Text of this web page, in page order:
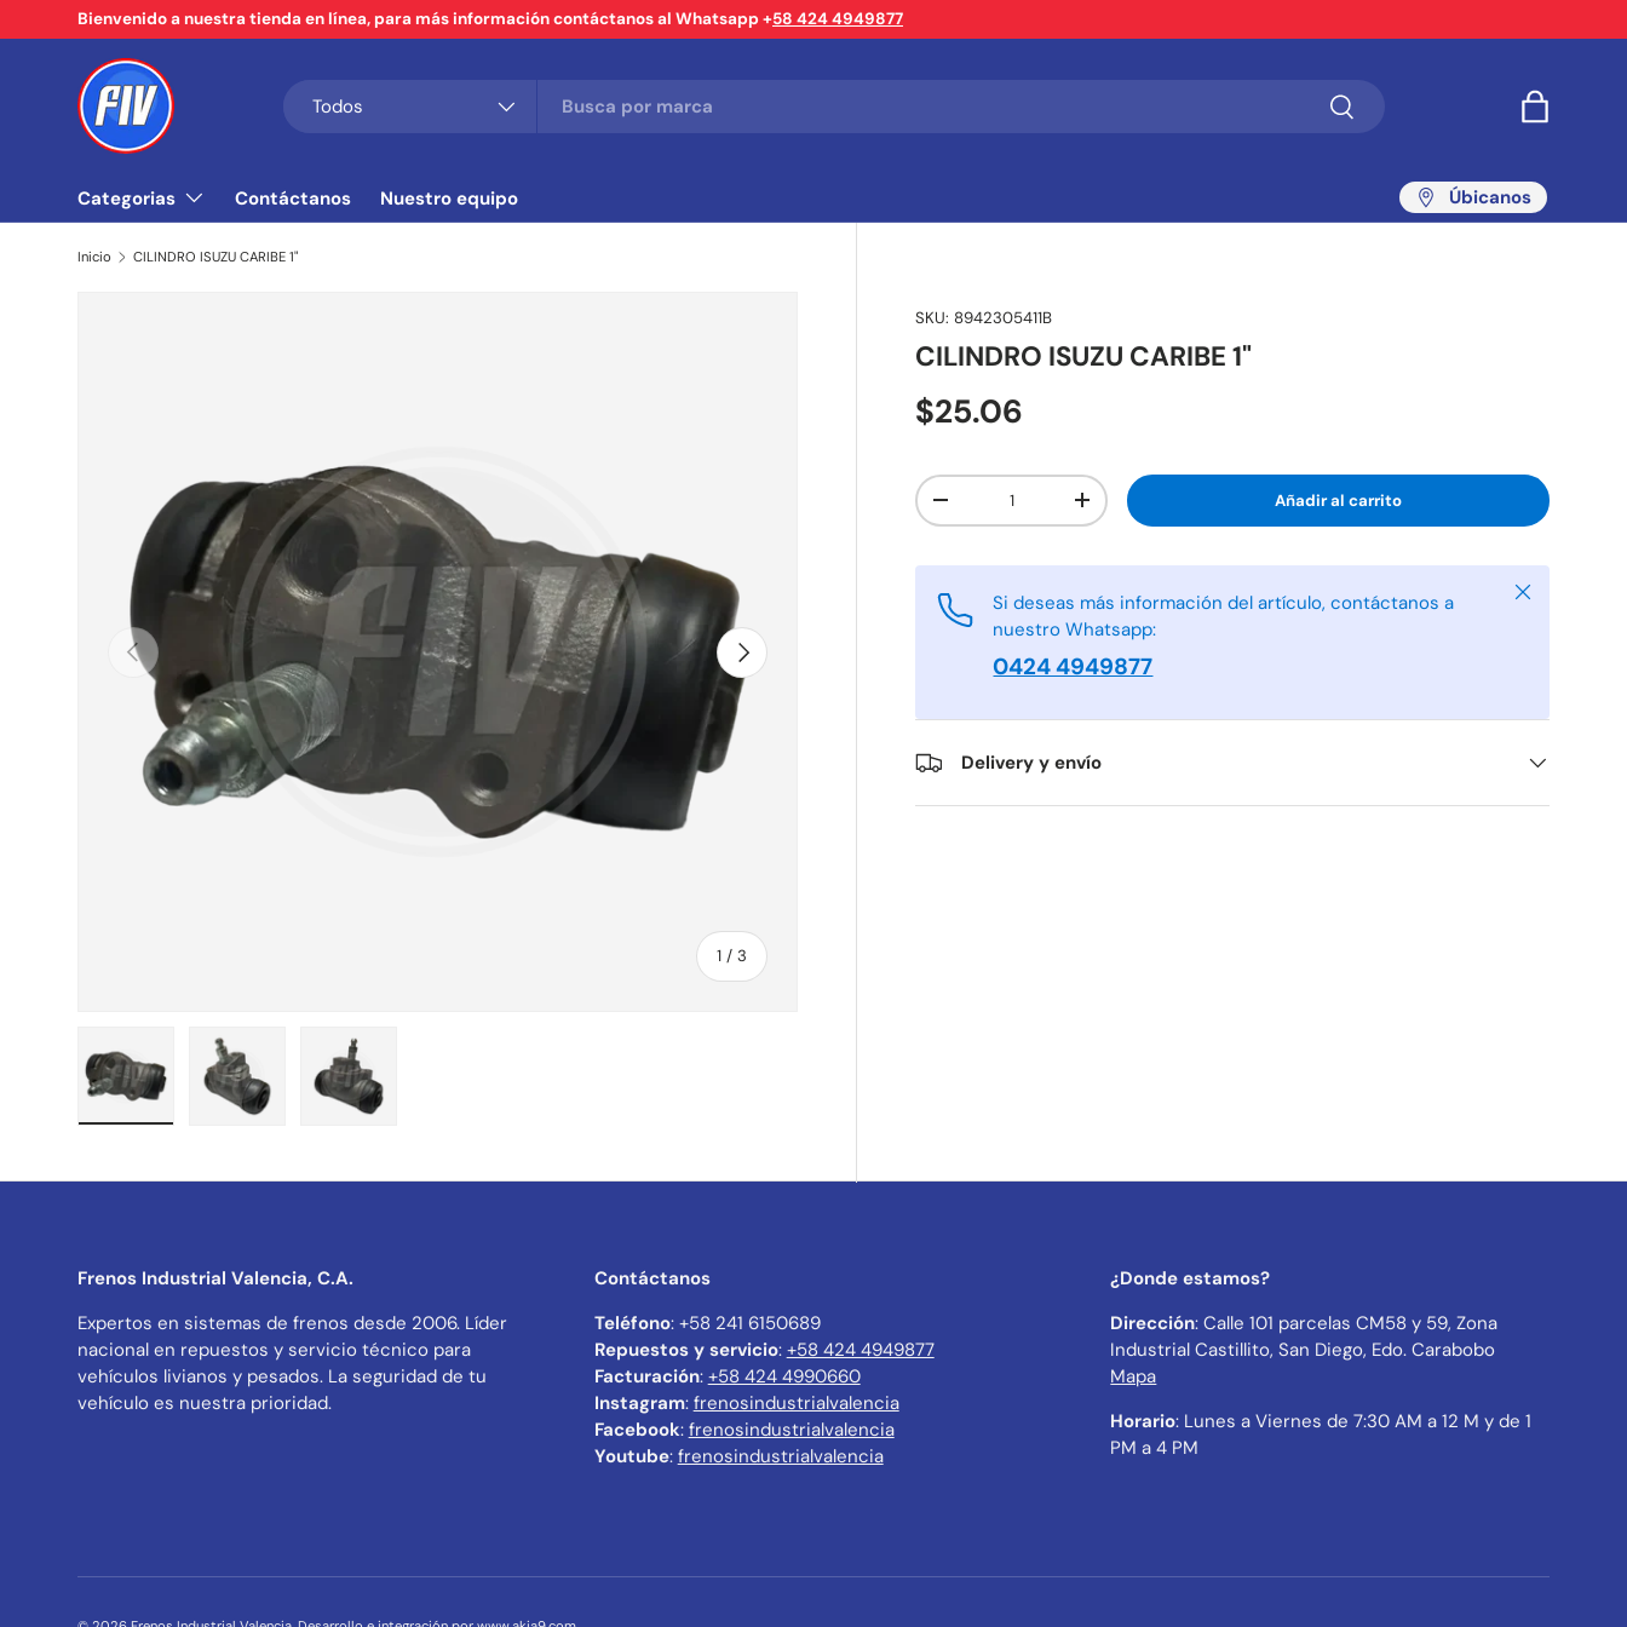
Ir al contenido
Bienvenido a nuestra tienda en línea, para más información contáctanos al Whatsapp +58 424 4949877
Todos Buscar Bolsa
Categorias Contáctanos Nuestro equipo Úbicanos
Inicio CILINDRO ISUZU CARIBE 1"
Anterior
1 /de
3
Siguiente
SKU: 8942305411B
CILINDRO ISUZU CARIBE 1"
$25.06
Cant.
-
+ Añadir al carrito
Si deseas más información del artículo, contáctanos a
nuestro Whatsapp:
0424 4949877
Cerrar
Delivery y envío
Frenos Industrial Valencia, C.A.
Expertos en sistemas de frenos desde 2006. Líder
nacional en repuestos y servicio técnico para
vehículos livianos y pesados. La seguridad de tu
vehículo es nuestra prioridad.
Contáctanos
Teléfono: +58 241 6150689
Repuestos y servicio: +58 424 4949877
Facturación: +58 424 4990660
Instagram: frenosindustrialvalencia
Facebook: frenosindustrialvalencia
Youtube: frenosindustrialvalencia
¿Donde estamos?
Dirección: Calle 101 parcelas CM58 y 59, Zona
Industrial Castillito, San Diego, Edo. Carabobo
Mapa
Horario: Lunes a Viernes de 7:30 AM a 12 M y de 1
PM a 4 PM